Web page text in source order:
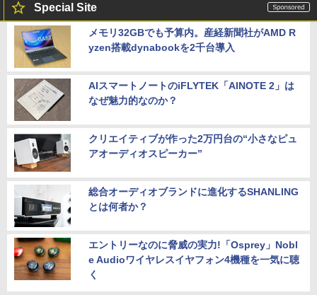
Special Site
メモリ32GBでも予算内。産経新聞社がAMD R
yzen搭載dynabookを2千台導入
AIスマートノートのiFLYTEK「AINOTE 2」は
なぜ魅力的なのか？
クリエイティブが作った2万円台の“小さなピュ
アオーディオスピーカー”
総合オーディオブランドに進化するSHANLING
とは何者か？
エントリーなのに脅威の実力!「Osprey」Nobl
e Audioワイヤレスイヤフォン4機種を一気に聴
く